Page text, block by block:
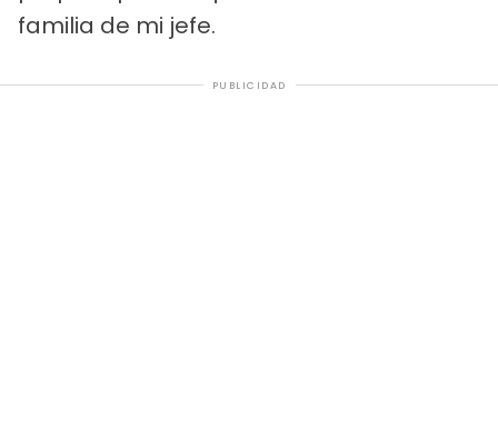
familia de mi jefe.
PUBLICIDAD